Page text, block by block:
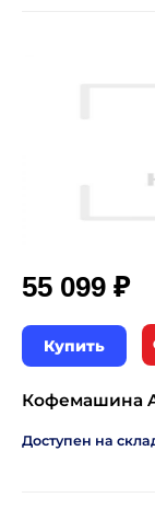
55 099 ₽
Купить
Кофемашина
Доступен на